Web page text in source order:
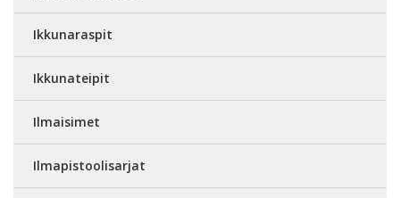
Ikkunaraspit
Ikkunateipit
Ilmaisimet
Ilmapistoolisarjat